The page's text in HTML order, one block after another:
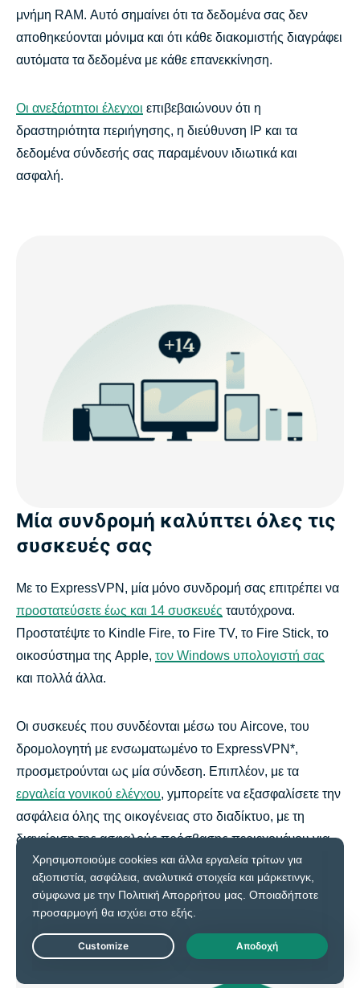
μνήμη RAM. Αυτό σημαίνει ότι τα δεδομένα σας δεν
αποθηκεύονται μόνιμα και ότι κάθε διακομιστής διαγράφει
αυτόματα τα δεδομένα με κάθε επανεκκίνηση.
Οι ανεξάρτητοι έλεγχοι επιβεβαιώνουν ότι η
δραστηριότητα περιήγησης, η διεύθυνση IP και τα
δεδομένα σύνδεσής σας παραμένουν ιδιωτικά και
ασφαλή.
Μία συνδρομή καλύπτει όλες τις
συσκευές σας
Με το ExpressVPN, μία μόνο συνδρομή σας επιτρέπει να
προστατεύσετε έως και 14 συσκευές ταυτόχρονα.
Προστατέψτε το Kindle Fire, το Fire TV, το Fire Stick, το
οικοσύστημα της Apple, τον Windows υπολογιστή σας
και πολλά άλλα.
Οι συσκευές που συνδέονται μέσω του Aircove, του
δρομολογητή με ενσωματωμένο το ExpressVPN*,
προσμετρούνται ως μία σύνδεση. Επιπλέον, με τα
εργαλεία γονικού ελέγχου, yμπορείτε να εξασφαλίσετε την
ασφάλεια όλης της οικογένειας στο διαδίκτυο, με τη
διαχείριση της ασφαλούς πρόσβασης περιεχομένου για
όλες τις συσκευές σας.
Live Chat